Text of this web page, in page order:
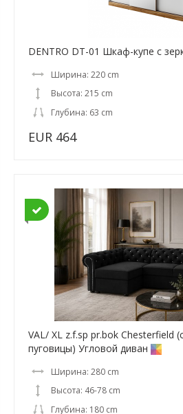
DENTRO DT-01 Шкаф-купе с
Ширина: 220 cm
Высота: 215 cm
Глубина: 63 cm
EUR 464
VAL/ XL z.f.sp pr.bok Chesterfield
пуговицы) Угловой диван
Ширина: 280 cm
Высота: 46-78 cm
Глубина: 180 cm